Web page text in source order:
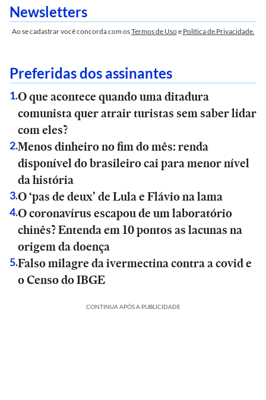
Newsletters
Ao se cadastrar você concorda com osTermos de Usoe Política de Privacidade.
Preferidas dos assinantes
1.O que acontece quando uma ditadura
comunista quer atrair turistas sem saber lidar
com eles?
2.Menos dinheiro no fim do mês: renda
disponível do brasileiro cai para menor nível
da história
3.O ‘pas de deux’ de Lula e Flávio na lama
4.O coronavírus escapou de um laboratório
chinês? Entenda em 10 pontos as lacunas na
origem da doença
5.Falso milagre da ivermectina contra a covid e
o Censo do IBGE
CONTINUA APÓS A PUBLICIDADE